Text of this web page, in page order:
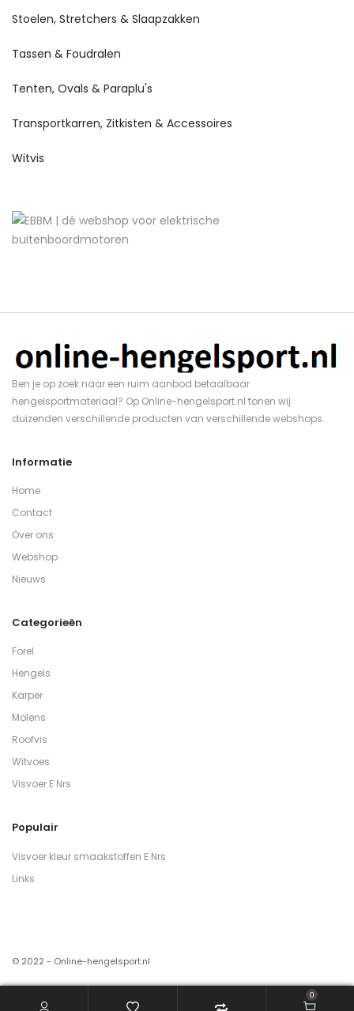
Stoelen, Stretchers & Slaapzakken
Tassen & Foudralen
Tenten, Ovals & Paraplu's
Transportkarren, Zitkisten & Accessoires
Witvis
Ben je op zoek naar een ruim aanbod betaalbaar
hengelsportmateriaal? Op Online-hengelsport.nl tonen wij
duizenden verschillende producten van verschillende webshops.
Informatie
Home
Contact
Over ons
Webshop
Nieuws
Categorieën
Forel
Hengels
Karper
Molens
Roofvis
Witvoes
Visvoer E Nrs
Populair
Visvoer kleur smaakstoffen E Nrs
Links
© 2022 - Online-hengelsport.nl
0